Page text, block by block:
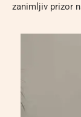
zanimljiv prizor